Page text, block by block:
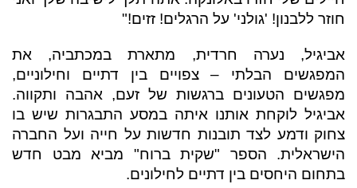
חוזר ללבנון! 'גולני' על הרגלים! זזים!"
אביגיל, נערה חרדית, מתארת במכתביה, את
המפגשים הבלתי – צפויים בין דתיים וחילוניים,
מפגשים הטעונים ברגשות של זעם, אהבה ותקווה.
אביגיל לוקחת אותנו איתה במסע התבגרות שיש בו
צחוק ודמע לצד תובנות חדשות על חייה ועל החברה
הישראלית. הספר "שקית ברוח" מביא מבט חדש
בתחום היחסים בין דתיים לחילונים.